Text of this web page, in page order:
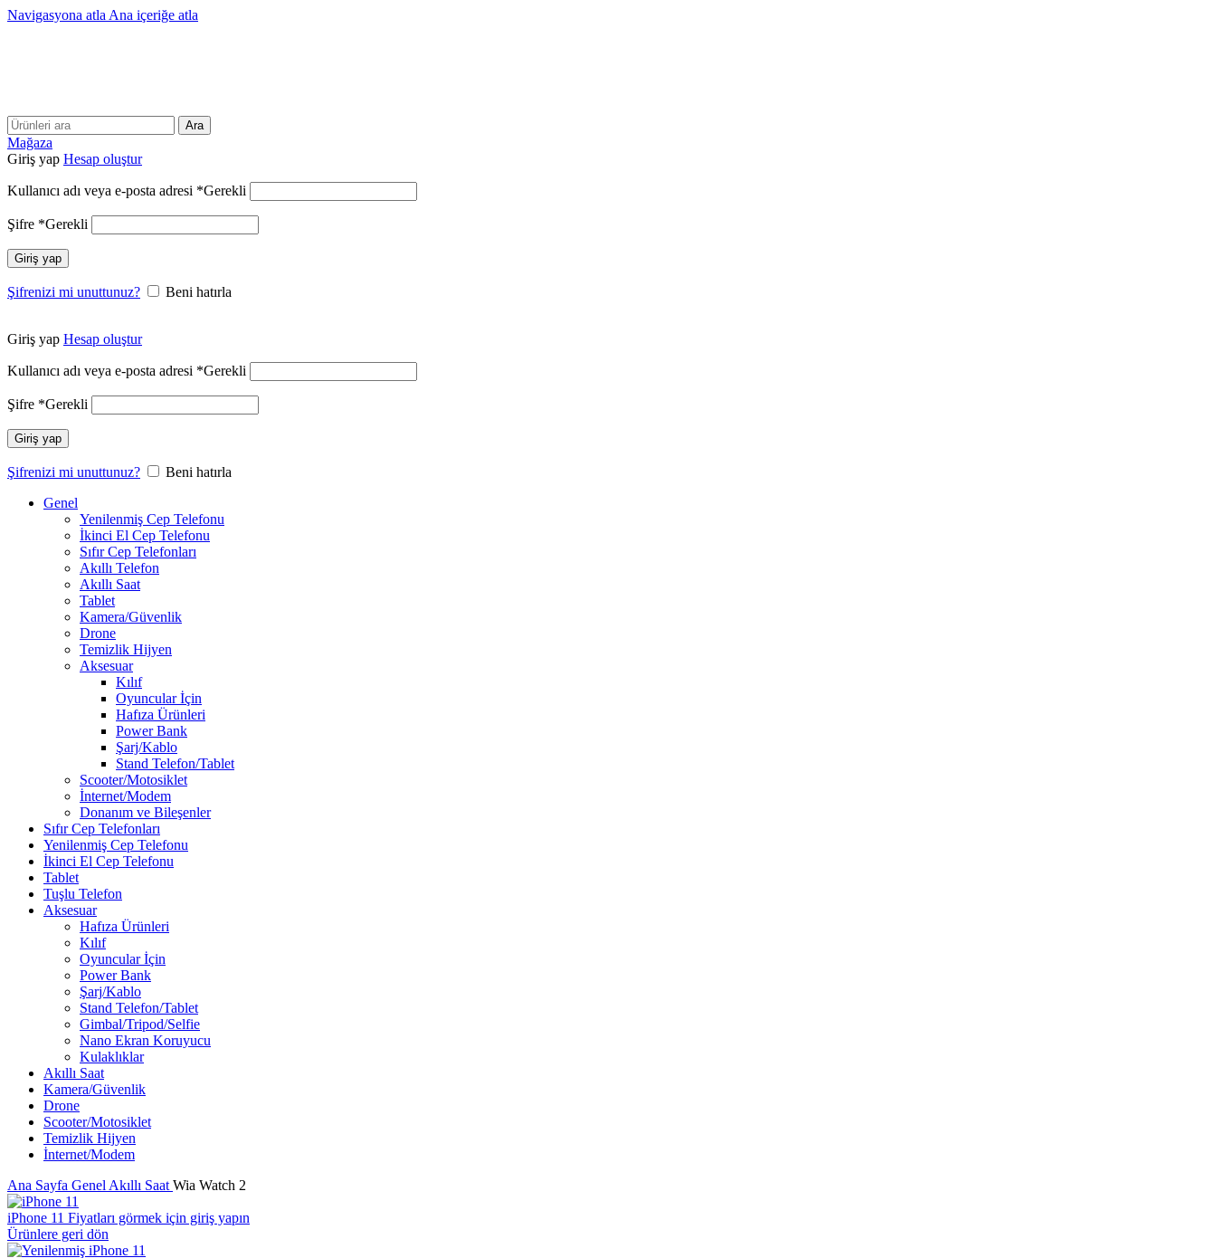
Navigasyona atla Ana içeriğe atla
Ara
Mağaza
Giriş yap Hesap oluştur
Kullanıcı adı veya e-posta adresi *Gerekli
Şifre *Gerekli
Giriş yap
Şifrenizi mi unuttunuz? Beni hatırla
Giriş yap Hesap oluştur
Kullanıcı adı veya e-posta adresi *Gerekli
Şifre *Gerekli
Giriş yap
Şifrenizi mi unuttunuz?
Beni hatırla
Genel
Yenilenmiş Cep Telefonu
İkinci El Cep Telefonu
Sıfır Cep Telefonları
Akıllı Telefon
Akıllı Saat
Tablet
Kamera/Güvenlik
Drone
Temizlik Hijyen
Aksesuar
Kılıf
Oyuncular İçin
Hafıza Ürünleri
Power Bank
Şarj/Kablo
Stand Telefon/Tablet
Scooter/Motosiklet
İnternet/Modem
Donanım ve Bileşenler
Sıfır Cep Telefonları
Yenilenmiş Cep Telefonu
İkinci El Cep Telefonu
Tablet
Tuşlu Telefon
Aksesuar
Hafıza Ürünleri
Kılıf
Oyuncular İçin
Power Bank
Şarj/Kablo
Stand Telefon/Tablet
Gimbal/Tripod/Selfie
Nano Ekran Koruyucu
Kulaklıklar
Akıllı Saat
Kamera/Güvenlik
Drone
Scooter/Motosiklet
Temizlik Hijyen
İnternet/Modem
Ana Sayfa Genel Akıllı Saat Wia Watch 2
iPhone 11 Fiyatları görmek için giriş yapın
Ürünlere geri dön